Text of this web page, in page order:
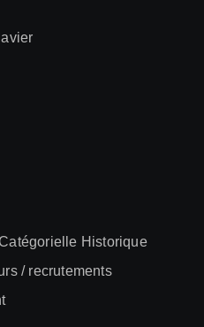
Historique
/ recrutements